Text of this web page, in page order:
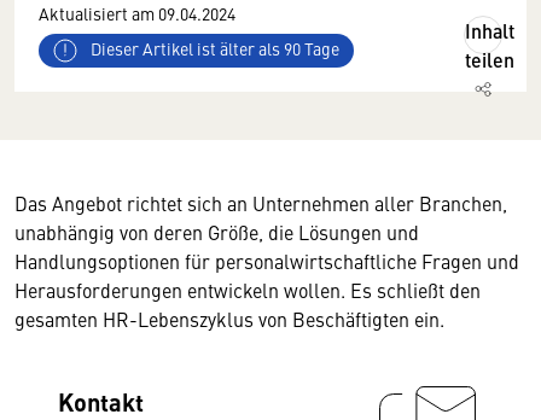
Aktualisiert am 09.04.2024
Dieser Artikel ist älter als 90 Tage
Inhalt
teilen
Das Angebot richtet sich an Unternehmen aller Branchen,
unabhängig von deren Größe, die Lösungen und
Handlungsoptionen für personalwirtschaftliche Fragen und
Herausforderungen entwickeln wollen. Es schließt den
gesamten HR-Lebenszyklus von Beschäftigten ein.
Kontakt